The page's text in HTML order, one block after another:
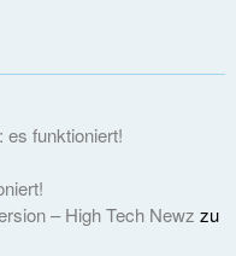
es funktioniert!
– High Tech Newz zu